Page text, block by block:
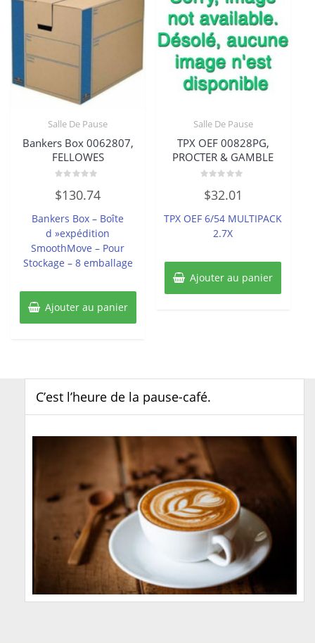
Salle De Pause
Bankers Box 0062807,
FELLOWES
0
sur
$130.74
Bankers Box – Boîte
d »expédition
SmoothMove – Pour
Stockage – 8 emballage
Ajouter au panier
Salle De Pause
TPX OEF 00828PG,
PROCTER & GAMBLE
0
sur
$32.01
TPX OEF 6/54 MULTIPACK
2.7X
Ajouter au panier
C’est l’heure de la pause-café.